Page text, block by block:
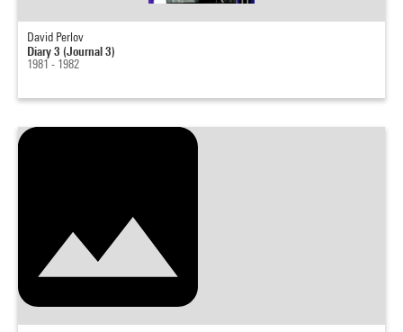
David Perlov
Diary 3 (Journal 3)
1981 - 1982